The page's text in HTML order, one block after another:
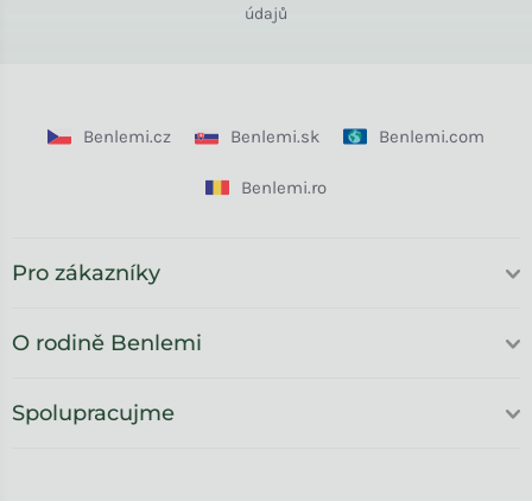
údajů
Benlemi.cz Benlemi.sk Benlemi.com
Benlemi.ro
Pro zákazníky
O rodině Benlemi
Spolupracujme